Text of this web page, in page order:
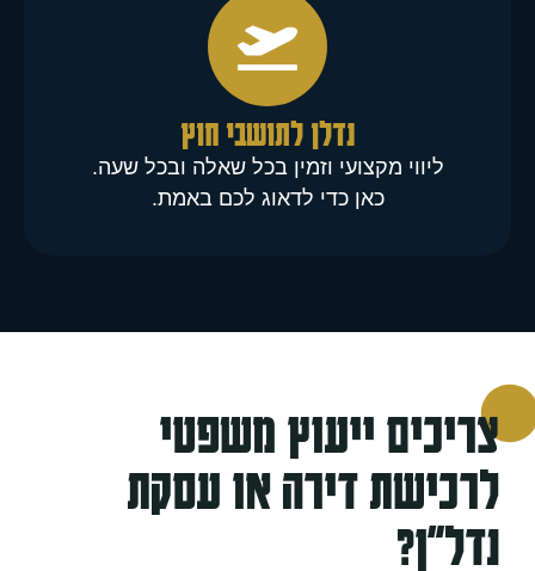
נדלן לתושבי חוץ
ליווי מקצועי וזמין בכל שאלה ובכל שעה.
כאן כדי לדאוג לכם באמת.
צריכים ייעוץ משפטי
לרכישת דירה או עסקת
נדל"ן?